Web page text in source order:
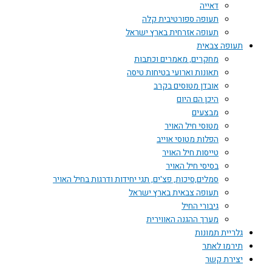
דאייה
תעופה ספורטיבית קלה
תעופה אזרחית בארץ ישראל
תעופה צבאית
מחקרים, מאמרים וכתבות
תאונות וארועי בטיחות טיסה
אובדן מטוסים בקרב
היכן הם היום
מבצעים
מטוסי חיל האויר
הפלות מטוסי אוייב
טייסות חיל האויר
בסיסי חיל האויר
סמלים,סיכות, פצ'ים, תגי יחידות ודרגות בחיל האויר
תעופה צבאית בארץ ישראל
גיבורי החיל
מערך ההגנה האווירית
גלריית תמונות
תירמו לאתר
יצירת קשר